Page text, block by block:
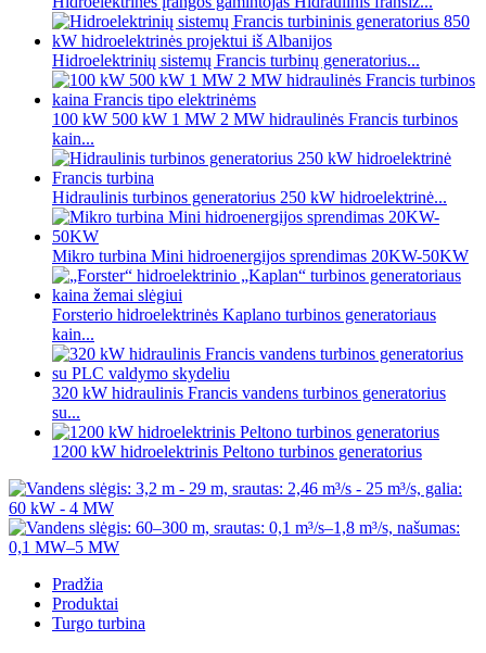
Hidroelektrinių sistemų Francis turbinų generatorius...
100 kW 500 kW 1 MW 2 MW hidraulinės Francis turbinos
kain...
Hidraulinis turbinos generatorius 250 kW hidroelektrinė...
Mikro turbina Mini hidroenergijos sprendimas 20KW-50KW
Forsterio hidroelektrinės Kaplano turbinos generatoriaus
kain...
320 kW hidraulinis Francis vandens turbinos generatorius
su...
1200 kW hidroelektrinis Peltono turbinos generatorius
Pradžia
Produktai
Turgo turbina